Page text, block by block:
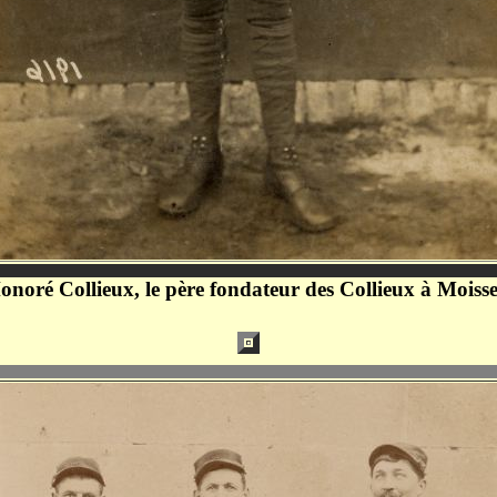
Collieux, le père fondateur des Collieux à